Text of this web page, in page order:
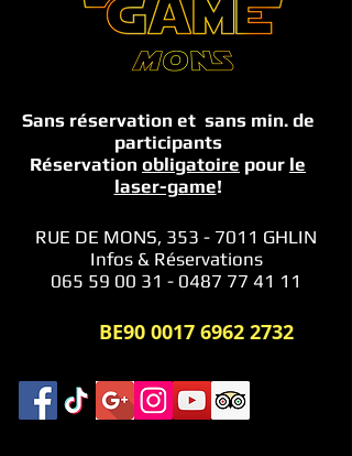
Sans réservation et sans min. de
participants
Réservation obligatoire pour le
laser-game!
RUE DE MONS, 353 - 7011 GHLIN
Infos & Réservations
065 59 00 31 - 0487 77 41 11
BE90 0017 6962 2732